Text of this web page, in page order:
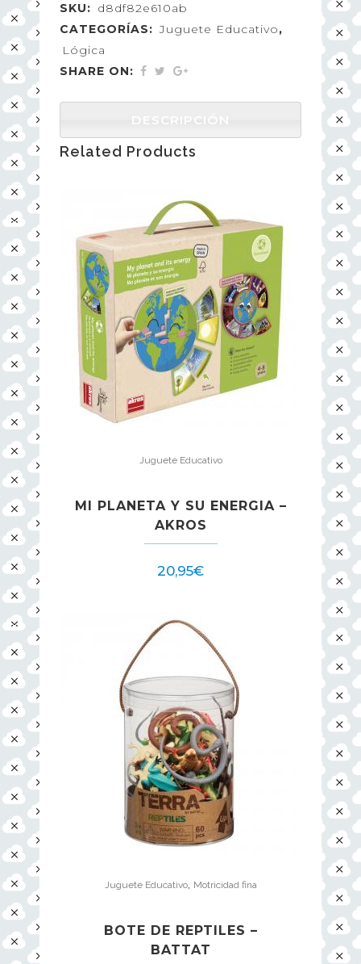
SKU: d8df82e610ab
CATEGORÍAS: Juguete Educativo,
Lógica
SHARE ON:
DESCRIPCIÓN
Related Products
Juguete Educativo
MI PLANETA Y SU ENERGIA –
AKROS
20,95€
Juguete Educativo, Motricidad fina
BOTE DE REPTILES –
BATTAT